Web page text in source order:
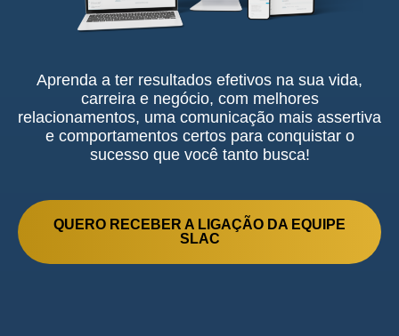
Aprenda a ter resultados efetivos na sua vida,
carreira e negócio, com melhores
relacionamentos, uma comunicação mais assertiva
e comportamentos certos para conquistar o
sucesso que você tanto busca!
QUERO RECEBER A LIGAÇÃO DA EQUIPE
SLAC